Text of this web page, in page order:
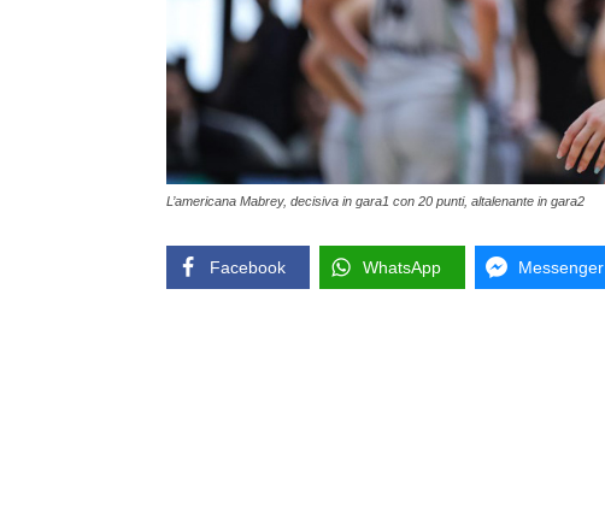
L’americana Mabrey, decisiva in gara1 con 20 punti, altalenante in gara2
Facebook WhatsApp Messenger